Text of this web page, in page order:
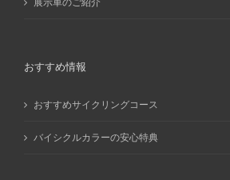
おすすめ情報
おすすめサイクリングコース
バイシクルカラーの安心特典